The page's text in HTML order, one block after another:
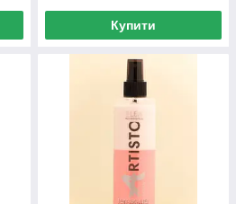
Купити